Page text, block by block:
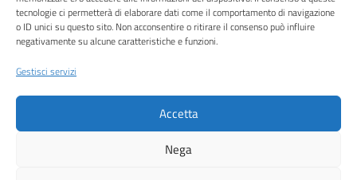
tecnologie ci permetterà di elaborare dati come il comportamento di navigazione
o ID unici su questo sito. Non acconsentire o ritirare il consenso può influire
negativamente su alcune caratteristiche e funzioni.
Gestisci servizi
Accetta
Nega
Pn 21/27
Ptof
Iscrizioni
Sicurezza
Amministrazione TrasparenteAlbo onlinePrivacy Policy
Dichiarazione di accessibilità